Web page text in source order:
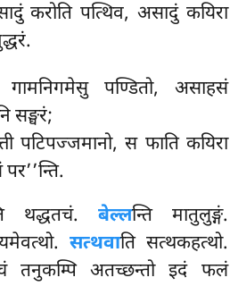
करोति पत्थिव, असादुं कयिरा
गामनिगमेसु पण्डितो, असाहसं
सङ्घरं;
पटिपज्जमानो, स फाति कयिरा
थद्धतचं. बेल्लन्ति मातुलुङ्गं.
सत्थवाति सत्थकहत्थो.
तनुकम्पि अतच्छन्तो इदं फलं